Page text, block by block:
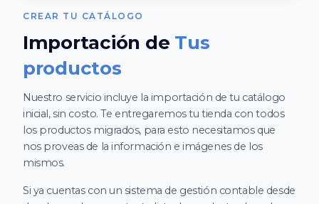
CREAR TU CATÁLOGO
Importación de Tus
productos
Nuestro servicio incluye la importación de tu catálogo
inicial, sin costo. Te entregaremos tu tienda con todos
los productos migrados, para esto necesitamos que
nos proveas de la información e imágenes de los
mismos.
Si ya cuentas con un sistema de gestión contable desde